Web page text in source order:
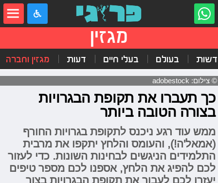
מגזין
בעולם בעלי חיים דעות מגזין וחברה
© צילום: adobestock
כך תעברו את תקופת הבגרויות
בצורה הטובה ביותר
ממש עוד רגע ניכנס לתקופת בגרויות החורף
(אמאל'ה!), והעומס והלחץ יתקפו את מרבית
התלמידים הניגשים לבחינות השונות. כדי לעזור
לכם להפיג את הלחץ, אספנו לכם מספר טיפים
יעזרו לכם לעבור את תקופת הבגרויות בצור